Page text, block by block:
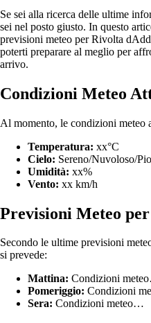
Se sei alla ricerca delle ultime
sei nel posto giusto. In questo
previsioni meteo per Rivolta
poterti preparare al meglio per
arrivo.
Condizioni Meteo
Al momento, le condizioni meteo
Temperatura: xx°C
Cielo: Sereno/Nuvoloso/
Umidità: xx%
Vento: xx km/h
Previsioni Meteo
Secondo le ultime previsioni
si prevede:
Mattina: Condizioni
Pomeriggio: Condizioni
Sera: Condizioni meteo…